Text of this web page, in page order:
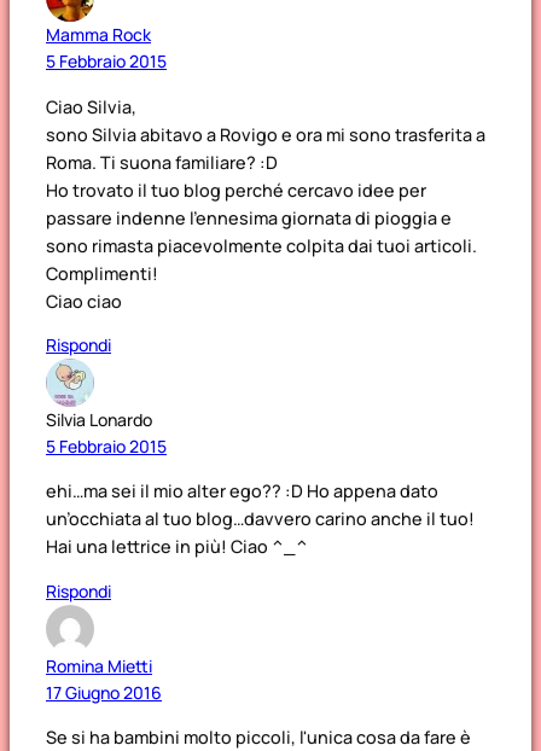
Mamma Rock
5 Febbraio 2015
Ciao Silvia,
sono Silvia abitavo a Rovigo e ora mi sono trasferita a
Roma. Ti suona familiare? :D
Ho trovato il tuo blog perché cercavo idee per
passare indenne l’ennesima giornata di pioggia e
sono rimasta piacevolmente colpita dai tuoi articoli.
Complimenti!
Ciao ciao
Rispondi
Silvia Lonardo
5 Febbraio 2015
ehi…ma sei il mio alter ego?? :D Ho appena dato
un’occhiata al tuo blog…davvero carino anche il tuo!
Hai una lettrice in più! Ciao ^_^
Rispondi
Romina Mietti
17 Giugno 2016
Se si ha bambini molto piccoli, l'unica cosa da fare è